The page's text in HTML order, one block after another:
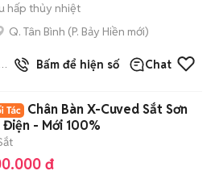
hấp thủy nhiệt
Q. Tân Bình (P. Bảy Hiền mới)
Bấm để hiện số Chat
Chân Bàn X-Cuved Sắt Sơn
Điện - Mới 100%
đ